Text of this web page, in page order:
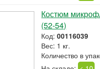
Костюм
(52-54)
Код:00116039
Вес: 1 кг.
Количество в